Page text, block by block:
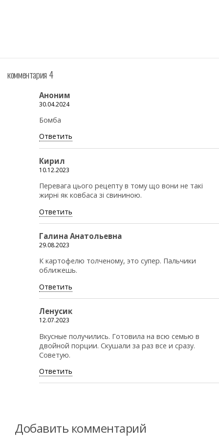
комментария 4
Аноним
30.04.2024
Бомба
Ответить
Кирил
10.12.2023
Перевага цього рецепту в тому що вони не такі
жирні як ковбаса зі свининою.
Ответить
Галина Анатольевна
29.08.2023
К картофелю толченому, это супер. Пальчики
оближешь.
Ответить
Ленусик
12.07.2023
Вкусные получились. Готовила на всю семью в
двойной порции. Скушали за раз все и сразу.
Советую.
Ответить
Добавить комментарий